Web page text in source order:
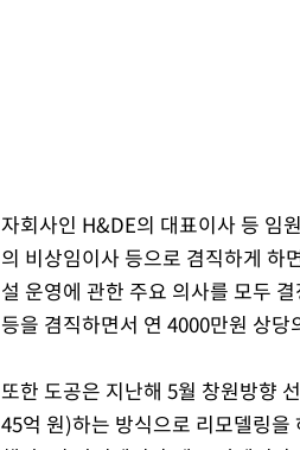
자회사인 H&DE의 대표이사 등 임
의 비상임이사 등으로 겸직하게 하
설 운영에 관한 주요 의사를 모두
등을 겸직하면서 연 4000만원 상당
또한 도공은 지난해 5월 창원방향
45억 원)하는 방식으로 리모델링